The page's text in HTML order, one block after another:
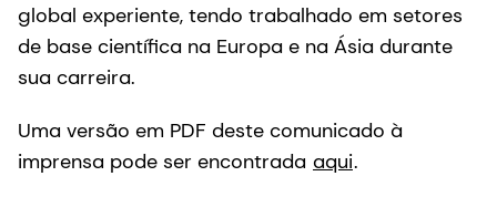
global experiente, tendo trabalhado em setores
de base científica na Europa e na Ásia durante
sua carreira.
Uma versão em PDF deste comunicado à
imprensa pode ser encontrada aqui.